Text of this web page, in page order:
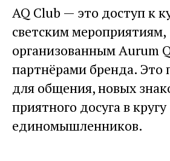
AQ Club — это доступ к
светским мероприятиям,
организованным Aurum
партнёрами бренда. Это
для общения, новых
приятного досуга в кругу
единомышленников.